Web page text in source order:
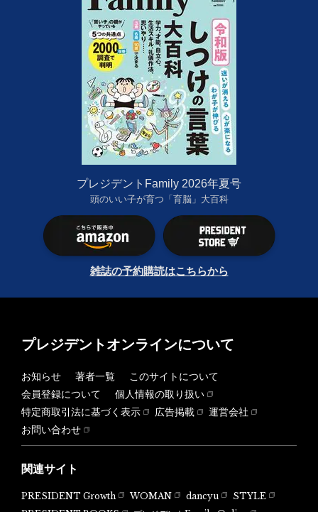
プレジデントFamily 2026年夏号
頭のいい子が育つ「育脳」大百科
雑誌の予約購読はこちらから
プレジデントオンラインについて
お知らせ 著者一覧
このサイトについて
会員登録について
個人情報の取り扱い
特定商取引法に基づく表示
広告掲載
運営会社
お問い合わせ
関連サイト
PRESIDENT Growth WOMAN dancyu
STYLE